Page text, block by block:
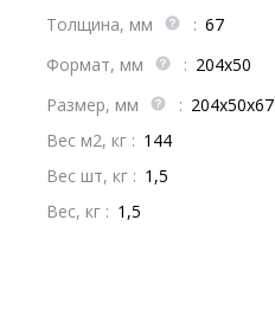
Толщина, мм
: 67
Формат, мм
: 204х50
Размер, мм
: 204х50х67
Вес м2, кг : 144
Вес шт, кг : 1,5
Вес, кг : 1,5